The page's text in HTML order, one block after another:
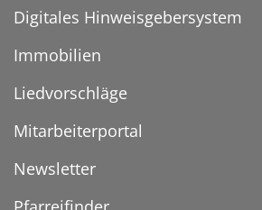
Digitales Hinweisgebersystem
Immobilien
Liedvorschläge
Mitarbeiterportal
Newsletter